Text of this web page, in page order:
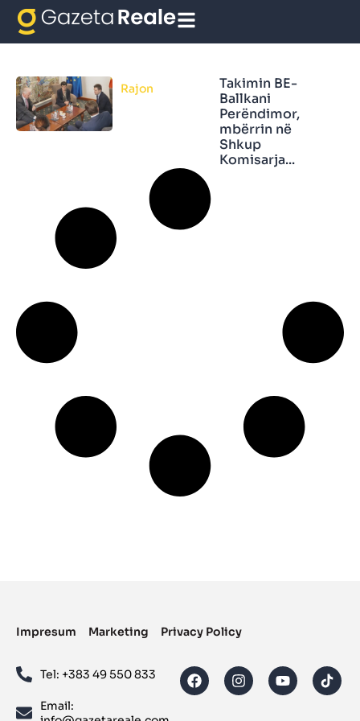
BE-Ballkani Perëndimor
Rajon
Takimin BE-
Ballkani
Perëndimor,
mbërrin në
Shkup
Komisarja...
Impresum Marketing Privacy Policy
Tel: ‪+383 49 550 833‬
Email: